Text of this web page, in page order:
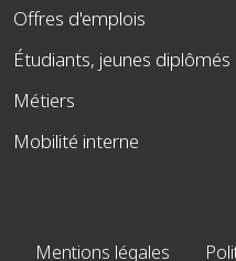
Offres d'emplois
Étudiants, jeunes diplômés
Métiers
Mobilité interne
Mentions légales